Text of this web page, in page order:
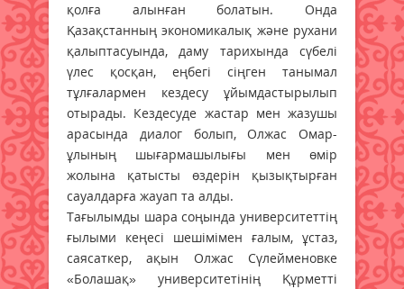
қолға алынған болатын. Онда
Қазақстанның экономикалық және рухани
қалыптасуында, даму тарихында сүбелі
үлес қосқан, еңбегі сіңген танымал
тұлғалармен кездесу ұйымдастырылып
отырады. Кездесуде жастар мен жазушы
арасында диалог болып, Олжас Омар­
ұлының шығармашылығы мен өмір
жолына қатысты өздерін қы­­зық­тырған
сауалдарға жауап та алды.
Тағылымды шара соңында уни­верситеттің
ғылыми кеңесі ше­шімімен ғалым, ұстаз,
саясаткер, ақын Олжас Сүлейменовке
«Бола­шақ» университетінің Құрмет­ті